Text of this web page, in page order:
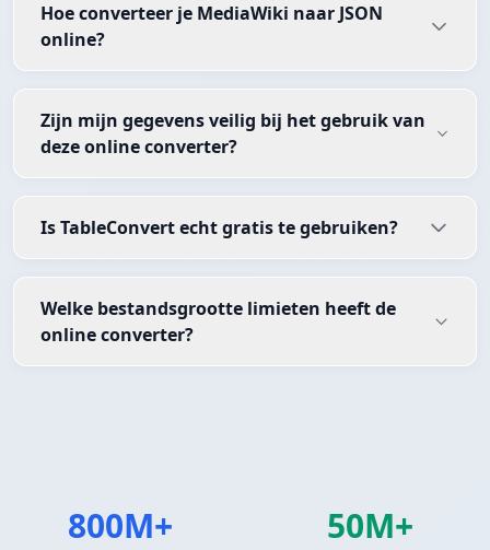
Hoe converteer je MediaWiki naar JSON
online?
Zijn mijn gegevens veilig bij het gebruik van
deze online converter?
Is TableConvert echt gratis te gebruiken?
Welke bestandsgrootte limieten heeft de
online converter?
800M+ 50M+